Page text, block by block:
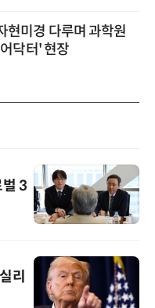
현미경 다루며 과학원
닥터' 현장
3
리